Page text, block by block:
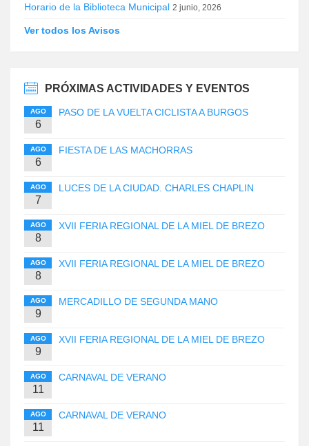
Horario de la Biblioteca Municipal 2 junio, 2026
Ver todos los Avisos
PRÓXIMAS ACTIVIDADES Y EVENTOS
AGO
6
PASO DE LA VUELTA CICLISTA A BURGOS
AGO
6
FIESTA DE LAS MACHORRAS
AGO
7
LUCES DE LA CIUDAD. CHARLES CHAPLIN
AGO
8
XVII FERIA REGIONAL DE LA MIEL DE BREZO
AGO
8
XVII FERIA REGIONAL DE LA MIEL DE BREZO
AGO
9
MERCADILLO DE SEGUNDA MANO
AGO
9
XVII FERIA REGIONAL DE LA MIEL DE BREZO
AGO
11
CARNAVAL DE VERANO
AGO
11
CARNAVAL DE VERANO